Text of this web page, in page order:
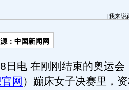
[我来说
：中国新闻网
电 在刚刚结束的奥运会
网 ）蹦床女子决赛里，